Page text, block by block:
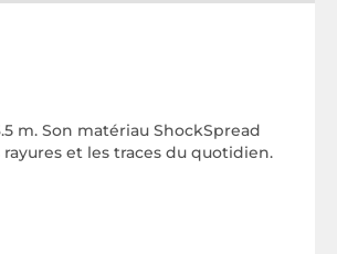
m. Son matériau ShockSpread
et les traces du quotidien.